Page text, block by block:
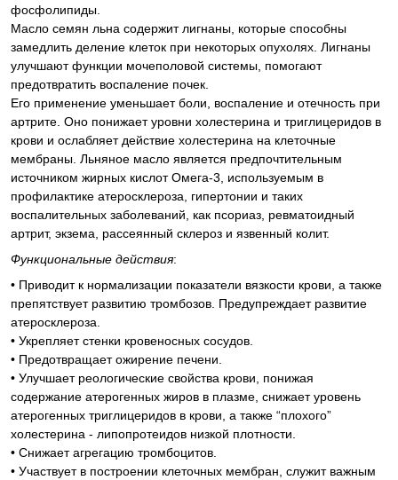
фосфолипиды.
Масло семян льна содержит лигнаны, которые способны
замедлить деление клеток при некоторых опухолях. Лигнаны
улучшают функции мочеполовой системы, помогают
предотвратить воспаление почек.
Его применение уменьшает боли, воспаление и отечность при
артрите. Оно понижает уровни холестерина и триглицеридов в
крови и ослабляет действие холестерина на клеточные
мембраны. Льняное масло является предпочтительным
источником жирных кислот Омега-3, используемым в
профилактике атеросклероза, гипертонии и таких
воспалительных заболеваний, как псориаз, ревматоидный
артрит, экзема, рассеянный склероз и язвенный колит.
Функциональные действия:
• Приводит к нормализации показатели вязкости крови, а также
препятствует развитию тромбозов. Предупреждает развитие
атеросклероза.
• Укрепляет стенки кровеносных сосудов.
• Предотвращает ожирение печени.
• Улучшает реологические свойства крови, понижая
содержание атерогенных жиров в плазме, снижает уровень
атерогенных триглицеридов в крови, а также “плохого”
холестерина - липопротеидов низкой плотности.
• Снижает агрегацию тромбоцитов.
• Участвует в построении клеточных мембран, служит важным